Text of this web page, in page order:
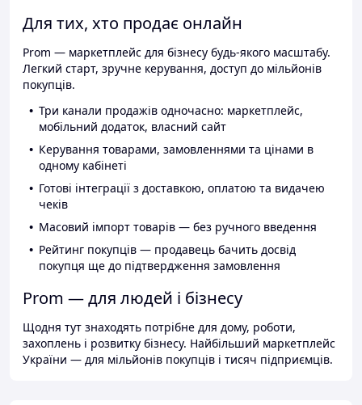
Для тих, хто продає онлайн
Prom — маркетплейс для бізнесу будь-якого масштабу.
Легкий старт, зручне керування, доступ до мільйонів
покупців.
Три канали продажів одночасно: маркетплейс,
мобільний додаток, власний сайт
Керування товарами, замовленнями та цінами в
одному кабінеті
Готові інтеграції з доставкою, оплатою та видачею
чеків
Масовий імпорт товарів — без ручного введення
Рейтинг покупців — продавець бачить досвід
покупця ще до підтвердження замовлення
Prom — для людей і бізнесу
Щодня тут знаходять потрібне для дому, роботи,
захоплень і розвитку бізнесу. Найбільший маркетплейс
України — для мільйонів покупців і тисяч підприємців.